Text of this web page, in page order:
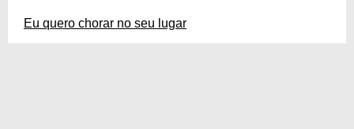
Eu quero chorar no seu lugar